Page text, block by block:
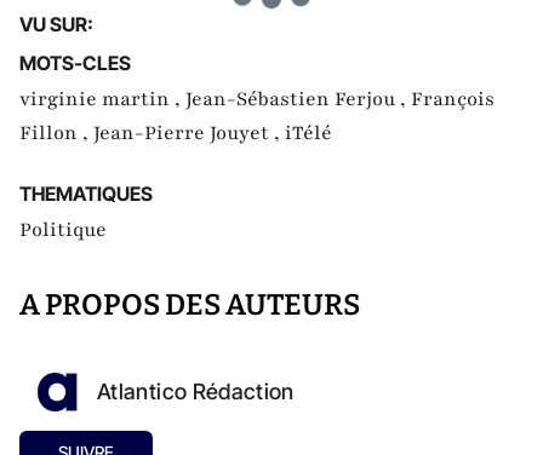
VU SUR:
MOTS-CLES
virginie martin , Jean-Sébastien Ferjou , François
Fillon , Jean-Pierre Jouyet , iTélé
THEMATIQUES
Politique
A PROPOS DES AUTEURS
Atlantico Rédaction